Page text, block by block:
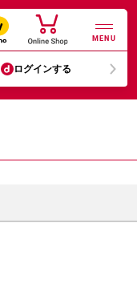
MENU
ログインする